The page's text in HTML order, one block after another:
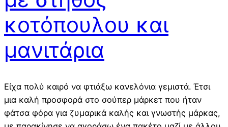
κοτόπουλου και
μανιτάρια
Είχα πολύ καιρό να φτιάξω κανελόνια γεμιστά. Έτσι
μια καλή προσφορά στο σούπερ μάρκετ που ήταν
φάτσα φόρα για ζυμαρικά καλής και γνωστής μάρκας,